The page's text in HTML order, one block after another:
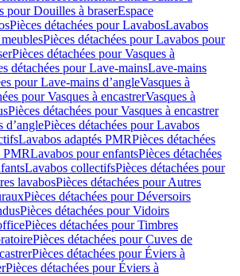
pour Douilles à braserEspace
Pièces détachées pour LavabosLavabos
Pièces détachées pour Lavabos pour
Pièces détachées pour Vasques à
détachées pour Lave-mainsLave-mains
pour Lave-mains d’angleVasques à
pour Vasques à encastrerVasques à
Pièces détachées pour Vasques à encastrer
d’anglePièces détachées pour Lavabos
Lavabos adaptés PMRPièces détachées
PMRLavabos pour enfantsPièces détachées
Lavabos collectifsPièces détachées pour
lavabosPièces détachées pour Autres
Pièces détachées pour Déversoirs
Pièces détachées pour Vidoirs
Pièces détachées pour Timbres
Pièces détachées pour Cuves de
Pièces détachées pour Éviers à
Pièces détachées pour Éviers à